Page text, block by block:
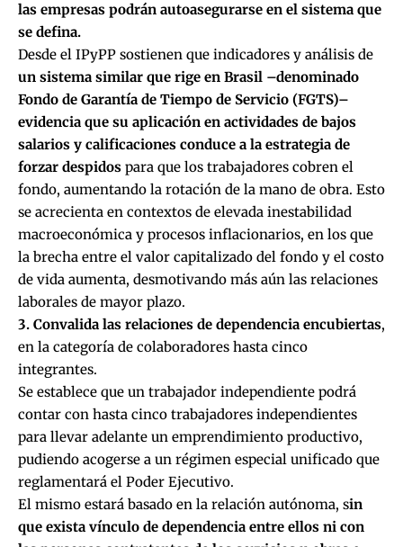
las empresas podrán autoasegurarse en el sistema que
se defina.
Desde el IPyPP sostienen que indicadores y análisis de
un sistema similar que rige en Brasil –denominado
Fondo de Garantía de Tiempo de Servicio (FGTS)–
evidencia que su aplicación en actividades de bajos
salarios y calificaciones conduce a la estrategia de
forzar despidos para que los trabajadores cobren el
fondo, aumentando la rotación de la mano de obra. Esto
se acrecienta en contextos de elevada inestabilidad
macroeconómica y procesos inflacionarios, en los que
la brecha entre el valor capitalizado del fondo y el costo
de vida aumenta, desmotivando más aún las relaciones
laborales de mayor plazo.
3. Convalida las relaciones de dependencia encubiertas,
en la categoría de colaboradores hasta cinco
integrantes.
Se establece que un trabajador independiente podrá
contar con hasta cinco trabajadores independientes
para llevar adelante un emprendimiento productivo,
pudiendo acogerse a un régimen especial unificado que
reglamentará el Poder Ejecutivo.
El mismo estará basado en la relación autónoma, sin
que exista vínculo de dependencia entre ellos ni con